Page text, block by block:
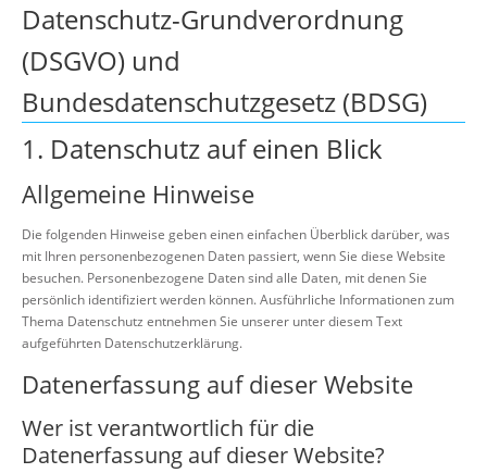
Datenschutz-Grundverordnung
(DSGVO) und
Bundesdatenschutzgesetz (BDSG)
1. Datenschutz auf einen Blick
Allgemeine Hinweise
Die folgenden Hinweise geben einen einfachen Überblick darüber, was
mit Ihren personenbezogenen Daten passiert, wenn Sie diese Website
besuchen. Personenbezogene Daten sind alle Daten, mit denen Sie
persönlich identifiziert werden können. Ausführliche Informationen zum
Thema Datenschutz entnehmen Sie unserer unter diesem Text
aufgeführten Datenschutzerklärung.
Datenerfassung auf dieser Website
Wer ist verantwortlich für die
Datenerfassung auf dieser Website?